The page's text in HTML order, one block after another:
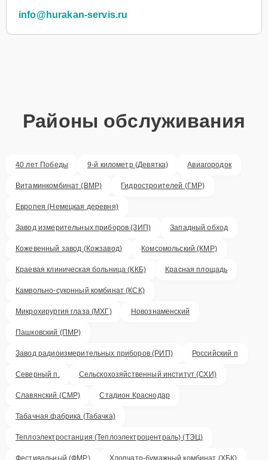
info@hurakan-servis.ru
Районы обслуживания
40 лет Победы 9-й километр (Девятка) Авиагородок
Витаминкомбинат (ВМР) Гидростроителей (ГМР)
Европея (Немецкая деревня)
Завод измерительных приборов (ЗИП) Западный обход
Кожевенный завод (Кожзавод) Комсомольский (КМР)
Краевая клиническая больница (ККБ) Красная площадь
Камвольно-суконный комбинат (КСК)
Микрохирургия глаза (МХГ) Новознаменский
Пашковский (ПМР)
Завод радиоизмерительных приборов (РИП) Российский п
Северный п. Сельскохозяйственный институт (СХИ)
Славянский (СМР) Стадион Краснодар
Табачная фабрика (Табачка)
Теплоэлектростанция (Теплоэлектроцентраль) (ТЭЦ)
Фестивальный (ФМР) Хлопчато-бумажный комбинат (ХБК)